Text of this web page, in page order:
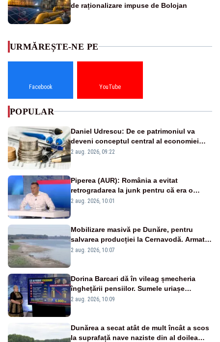
de raționalizare impuse de Bolojan
URMĂREȘTE-NE PE
Facebook YouTube
POPULAR
Daniel Udrescu: De ce patrimoniul va
deveni conceptul central al economiei
viitoare?
2 aug. 2026, 09:22
Piperea (AUR): România a evitat
retrogradarea la junk pentru că era o
catastrofă pentru bănci și fondurile de
2 aug. 2026, 10:01
Mobilizare masivă pe Dunăre, pentru
salvarea producției la Cernavodă. Armata
va detona o stâncă și va devia apa
2 aug. 2026, 10:07
Dorina Barcari dă în vileag șmecheria
înghețării pensiilor. Sumele uriașe
pierdute de fiecare român
2 aug. 2026, 10:09
Dunărea a secat atât de mult încât a scos
la suprafață nave naziste din al doilea